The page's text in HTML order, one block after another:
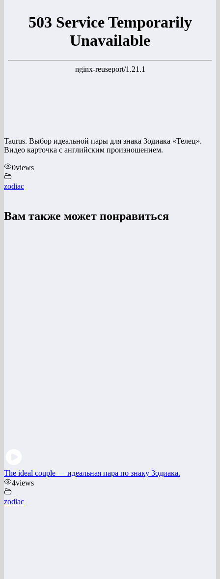
Taurus. Выбор идеальной пары для знака Зодиака «Телец».
Видео карточка с английским произношением.
0views
zodiac
Вам также может понравиться
The ideal couple — идеальная пара по знаку Зодиака.
4views
zodiac